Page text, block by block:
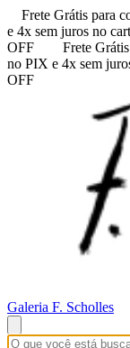
Frete Grátis para
e 4x sem juros no
OFF
Frete
no PIX e 4x sem
OFF
Galeria F. Scholles